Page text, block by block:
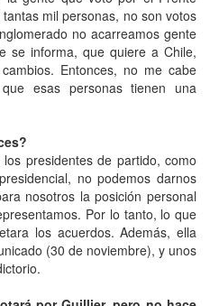
mil personas, no son votos
no acarreamos gente
se informa, que quiere a Chile,
Entonces, no me cabe
esas personas tienen una
presidentes de partido, como
no podemos darnos
nosotros la posición personal
Por lo tanto, lo que
los acuerdos. Además, ella
(30 de noviembre), y unos